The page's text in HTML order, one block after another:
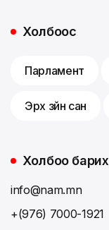
Холбоос
Парламент
Эрх зүйн сан
Холбоо барих
info@nam.mn
+(976) 7000-1921